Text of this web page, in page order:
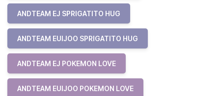
ANDTEAM EJ SPRIGATITO HUG
ANDTEAM EUIJOO SPRIGATITO HUG
ANDTEAM EJ POKEMON LOVE
ANDTEAM EUIJOO POKEMON LOVE